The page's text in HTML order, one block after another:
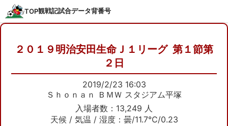
TOP観戦記試合データ背番号
２０１９明治安田生命Ｊ１リーグ 第１節第
２日
2019/2/23 16:03
Ｓｈｏｎａｎ ＢＭＷ スタジアム平塚
入場者数：13,249 人
天候 / 気温 / 湿度：曇/11.7℃/0.23